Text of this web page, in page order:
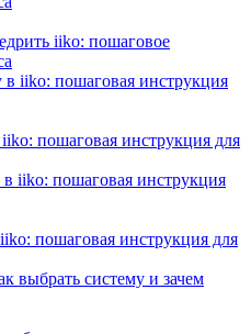
iiko: пошаговое
пошаговая инструкция для
пошаговая инструкция для